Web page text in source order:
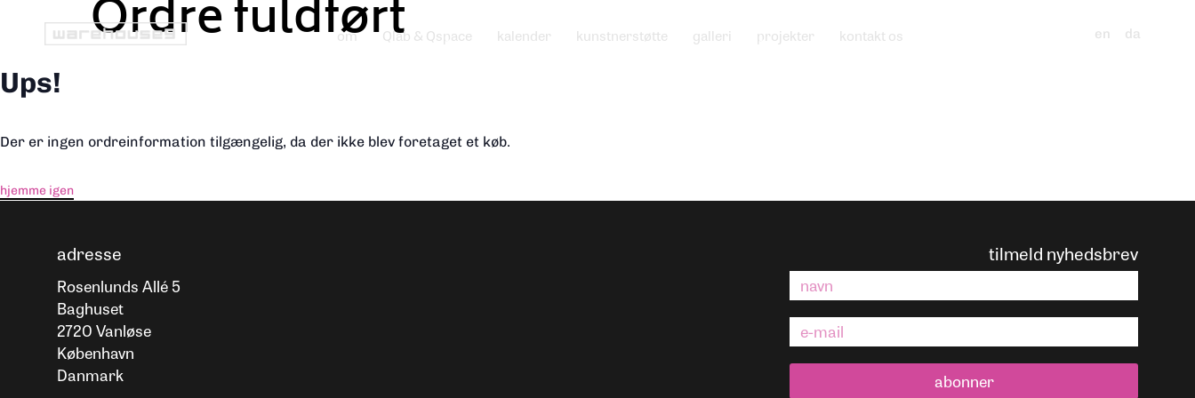
om Qlab & Qspace kalender kunstnerstøtte galleri projekter kontakt os en da
Ordre fuldført
Ups!
Der er ingen ordreinformation tilgængelig, da der ikke blev foretaget et køb.
hjemme igen
adresse
Rosenlunds Allé 5
Baghuset
2720 Vanløse
København
Danmark
tilmeld nyhedsbrev
abonner